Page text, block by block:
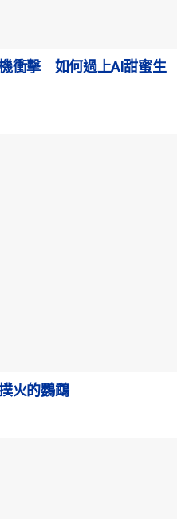
衝擊 如何過上AI甜蜜生
火的鸚鵡